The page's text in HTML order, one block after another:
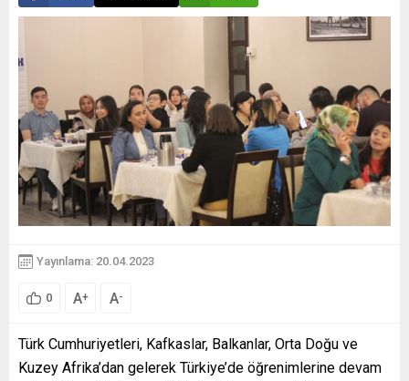
Yayınlama: 20.04.2023
0 A+ A-
Türk Cumhuriyetleri, Kafkaslar, Balkanlar, Orta Doğu ve
Kuzey Afrika’dan gelerek Türkiye’de öğrenimlerine devam